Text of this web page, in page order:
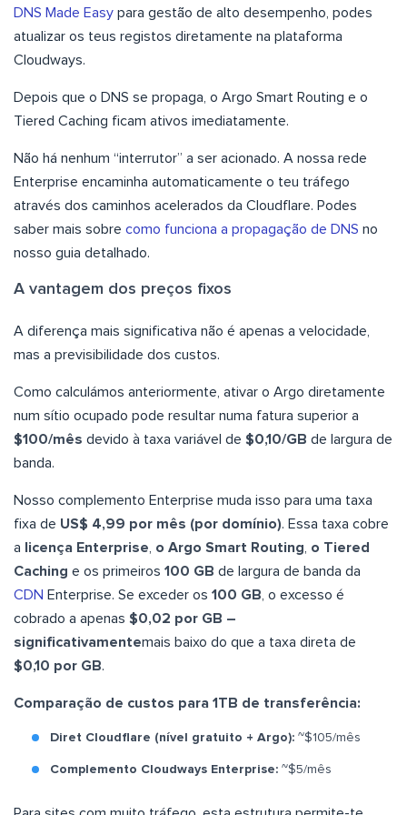
DNS Made Easy para gestão de alto desempenho, podes
atualizar os teus registos diretamente na plataforma
Cloudways.
Depois que o DNS se propaga, o Argo Smart Routing e o
Tiered Caching ficam ativos imediatamente.
Não há nenhum “interrutor” a ser acionado. A nossa rede
Enterprise encaminha automaticamente o teu tráfego
através dos caminhos acelerados da Cloudflare. Podes
saber mais sobre como funciona a propagação de DNS no
nosso guia detalhado.
A vantagem dos preços fixos
A diferença mais significativa não é apenas a velocidade,
mas a previsibilidade dos custos.
Como calculámos anteriormente, ativar o Argo diretamente
num sítio ocupado pode resultar numa fatura superior a
$100/mês devido à taxa variável de $0,10/GB de largura de
banda.
Nosso complemento Enterprise muda isso para uma taxa
fixa de US$ 4,99 por mês (por domínio). Essa taxa cobre
a
licença Enterprise o Argo Smart Routing o Tiered
Caching e os primeiros 100 GB de largura de banda da
CDN Enterprise. Se exceder os 100 GB , o excesso é
cobrado a apenas $0,02 por GB –
significativamentemais baixo do que a taxa direta de
$0,10 por GB.
Comparação de custos para 1TB de transferência:
Diret Cloudflare (nível gratuito + Argo): ~$105/mês
Complemento Cloudways Enterprise: ~$5/mês